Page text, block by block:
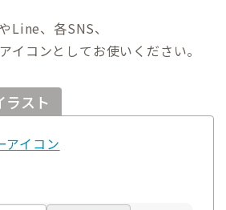
、各SNS、
イコンとしてお使いください。
ラスト
アイコン